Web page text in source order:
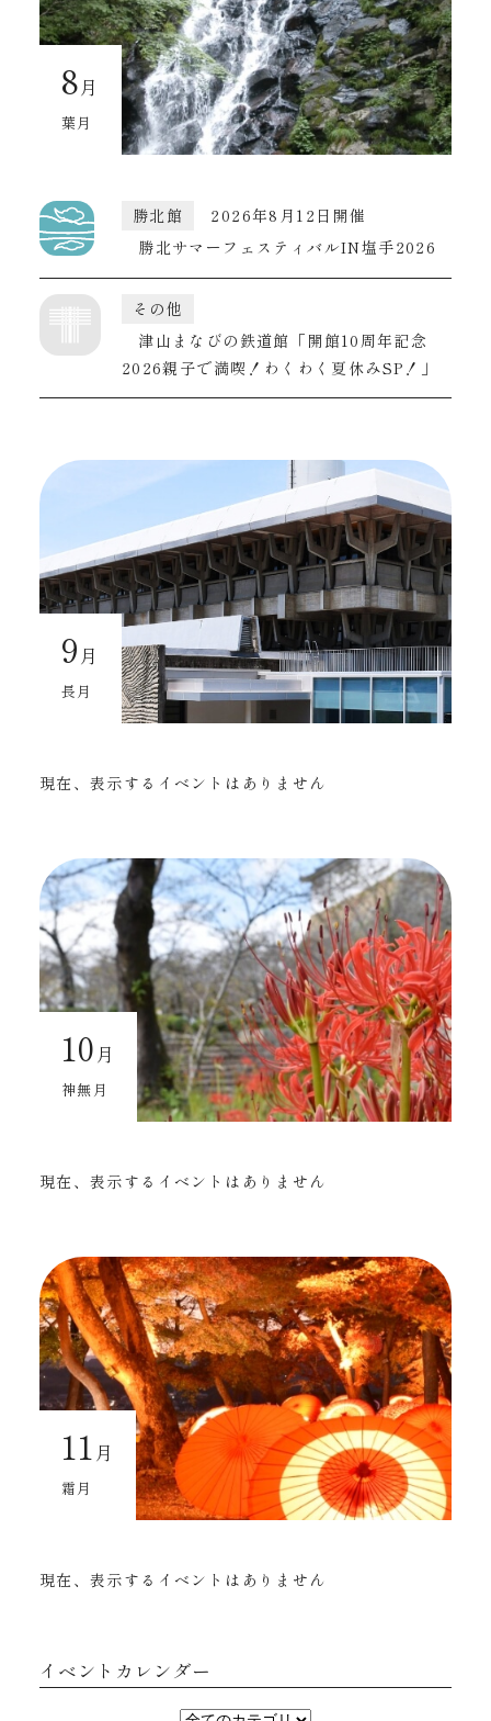
8 月
葉月
勝北館
2026年8月12日開催
勝北サマーフェスティバルIN塩手2026
その他
津山まなびの鉄道館「開館10周年記念
2026親子で満喫！わくわく夏休みSP！」
9 月
長月
現在、表示するイベントはありません
10 月
神無月
現在、表示するイベントはありません
11 月
霜月
現在、表示するイベントはありません
イベントカレンダー